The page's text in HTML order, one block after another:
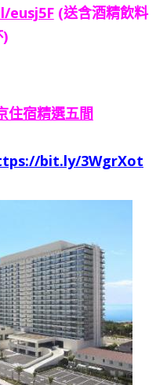
eusj5F(送含酒精飲料
)
住宿精選五間
bit.ly/3WgrXot